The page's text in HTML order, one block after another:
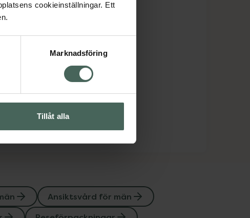
cookieinställningar. Ett
Marknadsföring
Tillåt alla
Ansiktsvård för män